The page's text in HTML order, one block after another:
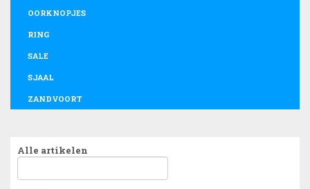
OORKNOPJES
RING
SALE
SJAAL
ZANDVOORT
Alle artikelen